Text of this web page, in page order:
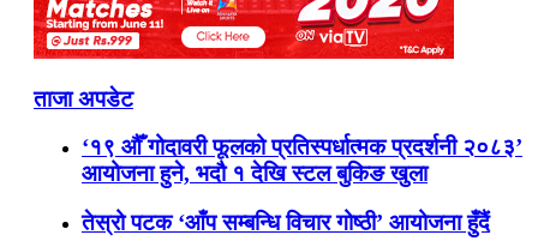
ताजा अपडेट
‘१९ औँ गोदावरी फूलको प्रतिस्पर्धात्मक प्रदर्शनी २०८३’
आयोजना हुने, भदौ १ देखि स्टल बुकिङ खुला
तेस्रो पटक ‘आँप सम्बन्धि विचार गोष्ठी’ आयोजना हुँदैं